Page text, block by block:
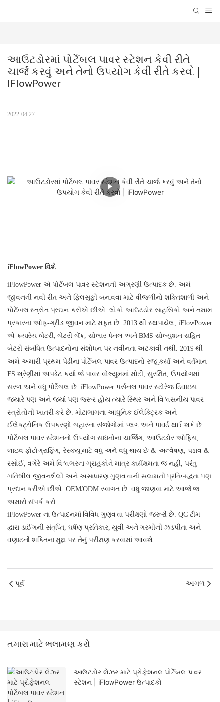
આઉટડોરમાં પોર્ટેબલ પાવર સ્ટેશન કેવી રીતે
ચાર્જ કરવું અને તેનો ઉપયોગ કેવી રીતે કરવો |
IFlowPower
2022-04-27
iFlowPower વિશે
iFlowPower એ પોર્ટેબલ પાવર સ્ટેશનની અગ્રણી ઉત્પાદક છે. અમે
જીવનની નવી રીત અને ફિલસૂફી બનાવવા માટે વીજળીનો શક્તિશાળી અને
પોર્ટેબલ સ્ત્રોત પ્રદાન કરીએ છીએ. લોકો આઉટડોર સાહસિકો અને તમામ
પ્રકારના ઓફ-ગ્રીડ જીવન માટે મફત છે. 2013 થી સ્થપાયેલ, iFlowPower
એ ક્યારેય બેટરી, બેટરી બેંક, સોલાર પેનલ અને BMS સોલ્યુશન સહિત
બેટરી સંબંધિત ઉત્પાદનોના સંશોધન પર નવીનતા અટકાવી નથી. 2019 થી
અમે અમારી પ્રથમ પેઢીના પોર્ટેબલ પાવર ઉત્પાદનો રજૂ કર્યા અને વર્તમાન
FS શ્રેણીમાં અપડેટ કર્યા જે પાવર વોલ્યુમમાં મોટી, સુરક્ષિત, ઉપયોગમાં
સરળ અને વધુ પોર્ટેબલ છે. iFlowPower પર્સનલ પાવર સ્ટોરેજ ડિવાઇસ
જ્યારે પણ અને જ્યાં પણ જરૂર હોય ત્યારે સ્થિર અને વિશ્વસનીય પાવર
સ્ત્રોતોની ખાતરી કરે છે. મોટાભાગના આધુનિક ઈલેક્ટ્રિક અને
ઈલેક્ટ્રોનિક ઉપકરણો બહારના સંજોગોમાં પ્લગ અને પાવર્ડ થઈ શકે છે.
પોર્ટેબલ પાવર સ્ટેશનનો ઉપયોગ સાધનોના ચાર્જિંગ, આઉટડોર ઓફિસ,
લાઇવ ફોટોગ્રાફિંગ, રેસ્ક્યૂ માટે વધુ અને વધુ થાય છે & અન્વેષણ, પડાવ &
રસોઈ, વગેરે અમે વિશ્વભરના ગ્રાહકોને માત્ર કાર્યક્ષમતા જ નહીં, પરંતુ
ગતિશીલ જીવનશૈલી અને અસાધારણ ગુણવત્તાની સલામતી પ્રતિબદ્ધતા પણ
પ્રદાન કરીએ છીએ. OEM/ODM સ્વાગત છે. વધુ જાણવા માટે આજે જ
અમારો સંપર્ક કરો.
iFlowPower ના ઉત્પાદનમાં વિવિધ ગુણવત્તા પરીક્ષણો જરૂરી છે. QC ટીમ
દ્વારા ડાઈંગની સંતૃપ્તિ, ઘર્ષણ પ્રતિકાર, યુવી અને ગરમીની ઝડપીતા અને
વણાટની શક્તિના મુદ્દા પર તેનું પરીક્ષણ કરવામાં આવશે.
પૂર્વ આગળ
તમારા માટે ભલામણ કરો
આઉટડોર લેઝર માટે પ્રોફેશનલ પોર્ટેબલ પાવર
સ્ટેશન | iFlowPower ઉત્પાદકો